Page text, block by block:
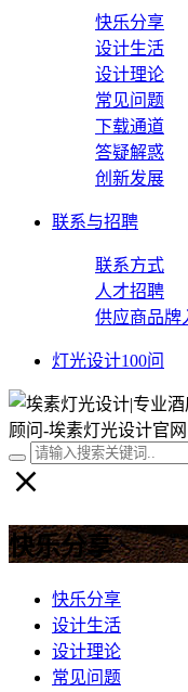
快乐分享
设计生活
设计理论
常见问题
下载通道
答疑解惑
创新发展
联系与招聘
联系方式
人才招聘
供应商品牌
灯光设计100问
快乐分享
快乐分享
设计生活
设计理论
常见问题